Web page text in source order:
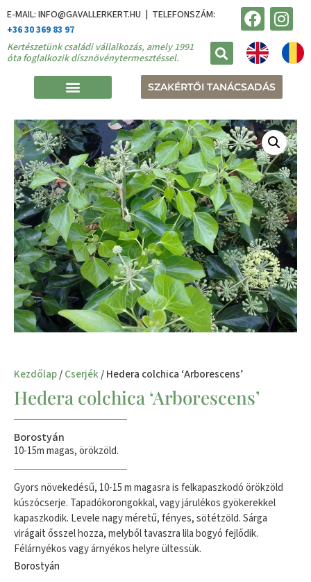
E-MAIL: INFO@GAVALLERKERT.HU | TELEFONSZÁM:
+36 30 369 83 97
Kertészetünk családi vállalkozás, amely 1991
óta foglalkozik dísznövénytermesztéssel.
SZAKÉRTŐI TANÁCSADÁS
Kezdőlap/Cserjék/ Hedera colchica ‘Arborescens’
Hedera colchica ‘Arborescens’
Borostyán
10-15m magas, örökzöld.
Gyors növekedésű, 10-15 m magasra is felkapaszkodó örökzöld
kúszócserje. Tapadókorongokkal, vagy járulékos gyökerekkel
kapaszkodik. Levele nagy méretű, fényes, sötétzöld. Sárga
virágait ősszel hozza, melyből tavaszra lila bogyó fejlődik.
Félárnyékos vagy árnyékos helyre ültessük.
Borostyán